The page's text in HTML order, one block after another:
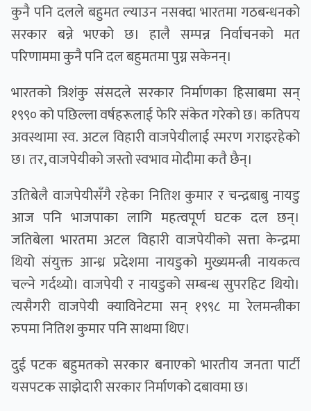
कुनै पनि दलले बहुमत ल्याउन नसक्दा भारतमा गठबन्धनको
सरकार बन्ने भएको छ। हालै सम्पन्न निर्वाचनको मत
परिणाममा कुनै पनि दल बहुमतमा पुग्न सकेनन्।
भारतको त्रिशंकु संसदले सरकार निर्माणका हिसाबमा सन्
१९९० को पछिल्ला वर्षहरूलाई फेरि संकेत गरेको छ। कतिपय
अवस्थामा स्व. अटल विहारी वाजपेयीलाई स्मरण गराइरहेको
छ। तर, वाजपेयीको जस्तो स्वभाव मोदीमा कतै छैन्।
उतिबेलै वाजपेयीसँगै रहेका नितिश कुमार र चन्द्रबाबु नायडु
आज पनि भाजपाका लागि महत्वपूर्ण घटक दल छन्।
जतिबेला भारतमा अटल विहारी वाजपेयीको सत्ता केन्द्रमा
थियो संयुक्त आन्ध्र प्रदेशमा नायडुको मुख्यमन्त्री नायकत्व
चल्ने गर्दथ्यो। वाजपेयी र नायडुको सम्बन्ध सुपरहिट थियो।
त्यसैगरी वाजपेयी क्याविनेटमा सन् १९९८ मा रेलमन्त्रीका
रुपमा नितिश कुमार पनि साथमा थिए।
दुई पटक बहुमतको सरकार बनाएको भारतीय जनता पार्टी
यसपटक साझेदारी सरकार निर्माणको दबावमा छ।